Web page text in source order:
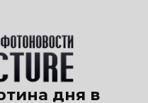
дня в